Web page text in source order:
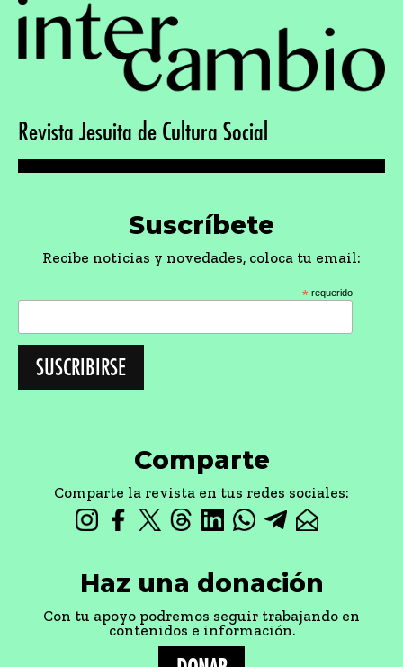
Revista Jesuita de Cultura Social
Suscríbete
Recibe noticias y novedades, coloca tu email:
* requerido
Comparte
Comparte la revista en tus redes sociales:
Haz una donación
Con tu apoyo podremos seguir trabajando en
contenidos e información.